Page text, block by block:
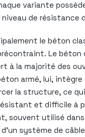
variante
de résistance
le béton
Le béton
à la majorité des
armé, lui,
la structure, ce
et difficile à
souvent utilisé dans
système de